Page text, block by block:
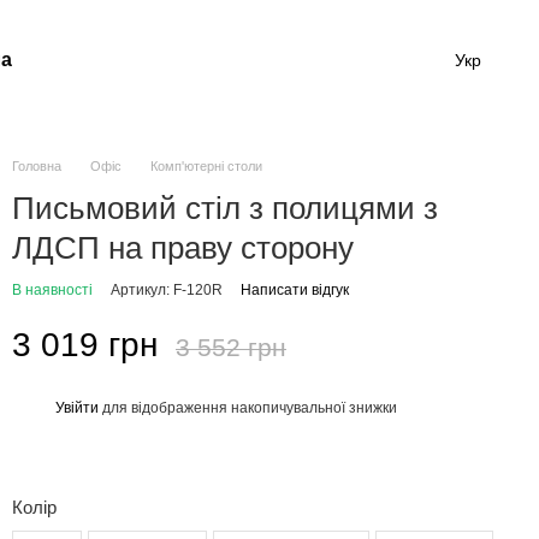
Укр
Головна Офіс Комп'ютерні столи
Письмовий стіл з полицями з
ЛДСП на праву сторону
В наявності Артикул: F-120R Написати відгук
3 019 грн 3 552 грн
Увійти для відображення накопичувальної знижки
Колір